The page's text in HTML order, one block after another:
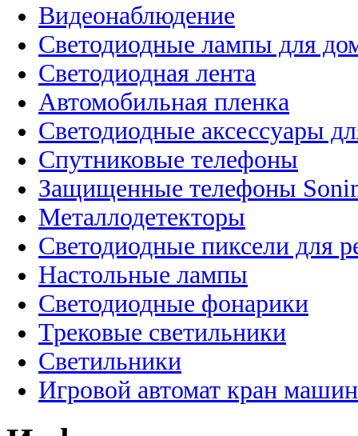
Видеонаблюдение
Светодиодные лампы для
Светодиодная лента
Автомобильная пленка
Светодиодные аксессуары
Спутниковые телефоны
Защищенные телефоны
Металлодетекторы
Светодиодные пиксели для
Настольные лампы
Светодиодные фонарики
Трековые светильники
Светильники
Игровой автомат кран